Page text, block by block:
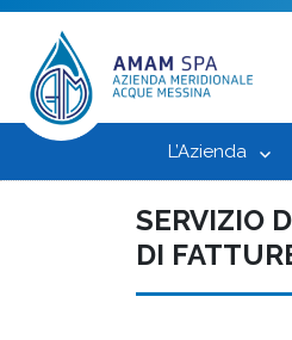
L’Azienda
SERVIZIO
DI